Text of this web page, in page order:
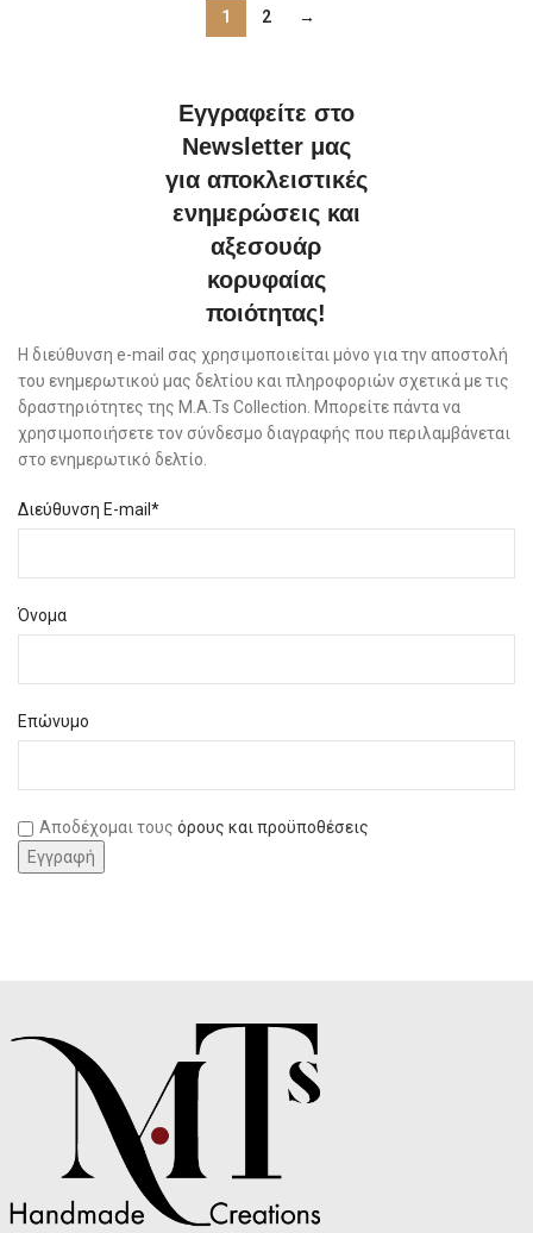
1 2 →
Εγγραφείτε στο
Newsletter μας
για αποκλειστικές
ενημερώσεις και
αξεσουάρ
κορυφαίας
ποιότητας!
Η διεύθυνση e-mail σας χρησιμοποιείται μόνο για την αποστολή
του ενημερωτικού μας δελτίου και πληροφοριών σχετικά με τις
δραστηριότητες της M.A.Ts Collection. Μπορείτε πάντα να
χρησιμοποιήσετε τον σύνδεσμο διαγραφής που περιλαμβάνεται
στο ενημερωτικό δελτίο.
Διεύθυνση E-mail*
Όνομα
Επώνυμο
Αποδέχομαι τους όρους και προϋποθέσεις